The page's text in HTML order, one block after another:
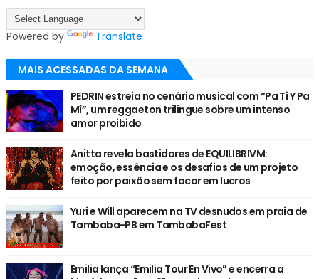
Powered by Translate
MAIS ACESSADAS DA SEMANA
PEDRIN estreia no cenário musical com “Pa Ti Y Pa
Mí”, um reggaeton trilingue sobre um intenso
amor proibido
Anitta revela bastidores de EQUILIBRIVM:
emoção, essência e os desafios de um projeto
feito por paixão sem focar em lucros
Yuri e Will aparecem na TV desnudos em praia de
Tambaba-PB em TambabaFest
Emilia lança “Emilia Tour En Vivo” e encerra a